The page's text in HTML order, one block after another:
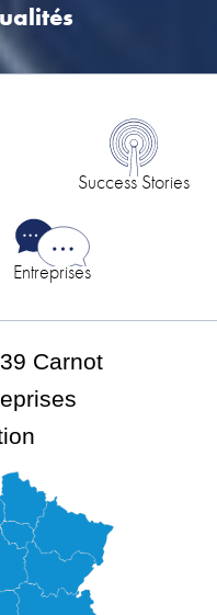
Success Stories
Entreprises
39 Carnot